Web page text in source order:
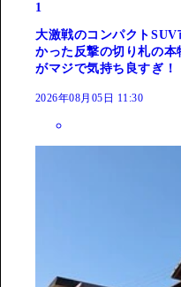
1
大激戦のコンパクト
かった反撃の切り札の
がマジで気持ち良すぎ！
2026年08月05日 11:30